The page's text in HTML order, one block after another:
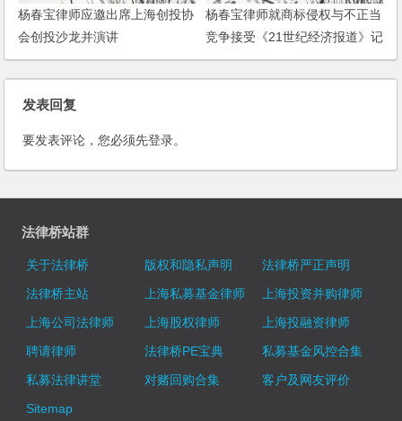
杨春宝律师应邀出席上海创投协
会创投沙龙并演讲
杨春宝律师就商标侵权与不正当
竞争接受《21世纪经济报道》记
者采访
发表回复
要发表评论，您必须先登录。
法律桥站群
关于法律桥 版权和隐私声明
法律桥严正声明
法律桥主站
上海私募基金律师
上海投资并购律师
上海公司法律师
上海股权律师
上海投融资律师
聘请律师
法律桥PE宝典
私募基金风控合集
私募法律讲堂
对赌回购合集
客户及网友评价
Sitemap